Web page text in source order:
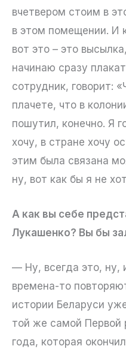
вчетвером стоим в
в этом помещении. И
вот это – это
начинаю сразу
сотрудник, говорит:
плачете, что в
пошутил, конечно. Я
хочу, в стране хочу
этим была связана
ну, вот как бы я не
А как вы себе
Лукашенко? Вы бы
— Ну, всегда это, ну,
времена-то
истории Беларуси
той же самой Первой
года, которая